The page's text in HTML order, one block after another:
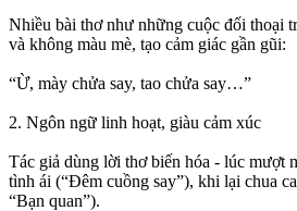
Nhiều bài thơ như những cuộc đối thoại
và không màu mè, tạo cảm giác gần gũi:
“Ừ, mày chửa say, tao chửa say…”
2. Ngôn ngữ linh hoạt, giàu cảm xúc
Tác giả dùng lời thơ biến hóa - lúc mượt
tình ái (“Đêm cuồng say”), khi lại chua
“Bạn quan”).